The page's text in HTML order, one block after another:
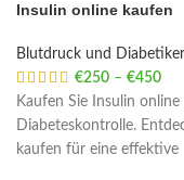
Insulin online kaufen
Blutdruck und Diabetiker
€250 – €450
Kaufen Sie Insulin
Diabeteskontrolle.
kaufen für eine effektive